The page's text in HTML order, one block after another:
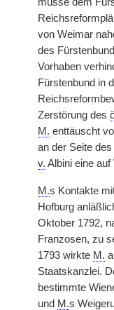
von Weimar
des
Vorhaben
Fürstenbund in
Zerstörung des
M. enttäuscht
an der Seite
v. Albini eine
M.s Kontakte
Hofburg
Oktober 1792,
Franzosen, zu
1793 wirkte M.
Staatskanzlei.
bestimmte
und M.s